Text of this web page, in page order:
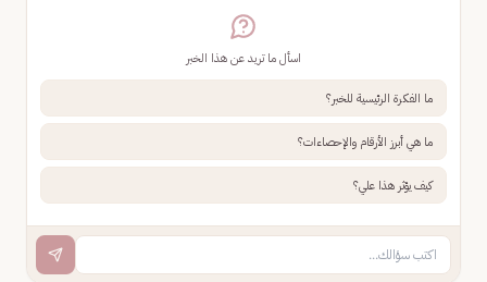
اسأل ما تريد عن هذا الخبر
ما الفكرة الرئيسية للخبر؟
ما هي أبرز الأرقام والإحصاءات؟
كيف يؤثر هذا علي؟